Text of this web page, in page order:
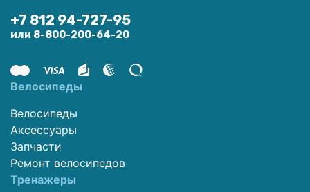
+7 812 94-727-95
или 8-800-200-64-20
Велосипеды
Велосипеды
Аксессуары
Запчасти
Ремонт велосипедов
Тренажеры